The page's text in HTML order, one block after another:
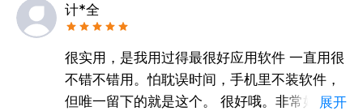
计*全
很实用，是我用过得最很好应用软件 一直用很
不错不错用。怕耽误时间，手机里不装软件，
但唯一留下的就是这个。 很好哦。非常好好的
展开